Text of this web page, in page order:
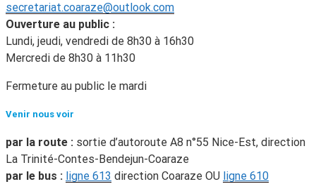
secretariat.coaraze@outlook.com
Ouverture au public :
Lundi, jeudi, vendredi de 8h30 à 16h30
Mercredi de 8h30 à 11h30
Fermeture au public le mardi
Venir nous voir
par la route : sortie d’autoroute A8 n°55 Nice-Est, direction
La Trinité-Contes-Bendejun-Coaraze
par le bus : ligne 613 direction Coaraze OU ligne 610